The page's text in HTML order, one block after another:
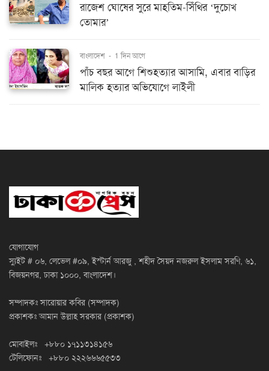
রাজেশ ঘোষের সুরে মাহতিম-সিঁথির ‘দুচোখ
তোমার’
বাংলাদেশ - 1 দিন আগে
পাঁচ বছর আগে শিশুহত্যার আসামি, এবার বাড়ির
মালিক হত্যার অভিযোগে লাইলী
যোগাযোগ
স্যুইট # ০৬, লেভেল #০৯, ইস্টার্ন আরজু , শহীদ সৈয়দ নজরুল ইসলাম সরণি, ৬১,
বিজয়নগর, ঢাকা ১০০০, বাংলাদেশ।
সম্পাদকঃ সারোয়ার কবির (সম্পাদক)
প্রকাশকঃ আমান উল্লাহ সরকার (প্রকাশক)
মোবাইলঃ +৮৮০ ১৭১১৩১৪১৫৬
টেলিফোনঃ +৮৮০ ২২২৬৬৬৫৫৩৩